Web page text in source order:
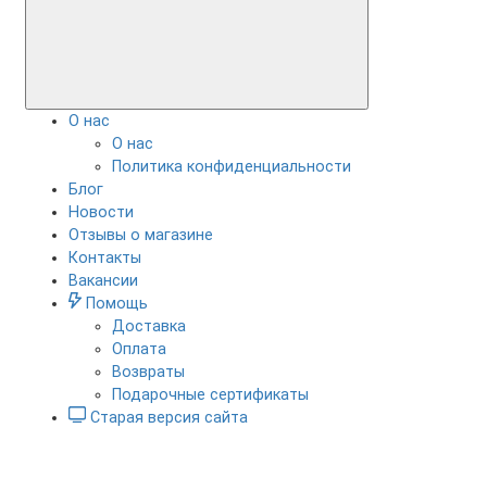
О нас
О нас
Политика конфиденциальности
Блог
Новости
Отзывы о магазине
Контакты
Вакансии
Помощь
Доставка
Оплата
Возвраты
Подарочные сертификаты
Старая версия сайта